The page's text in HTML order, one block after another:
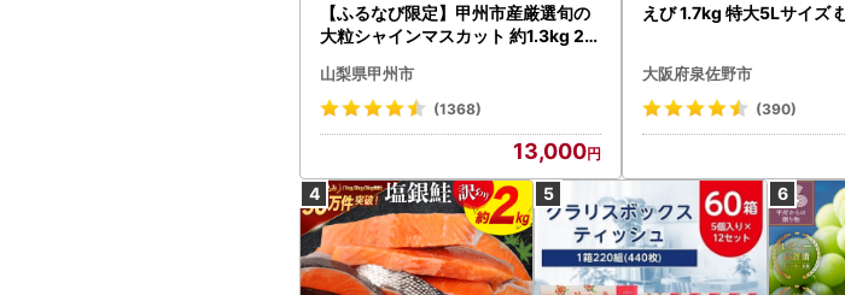
【ふるなび限定】甲州市産厳選旬の
大粒シャインマスカット 約1.3kg 2
472 FN-Limited-VO シャインマス
カット フルーツ
山梨県甲州市
(1368)
13,000
えび 1.7kg 特大5Lサイズ
大阪府泉佐野市
(390)